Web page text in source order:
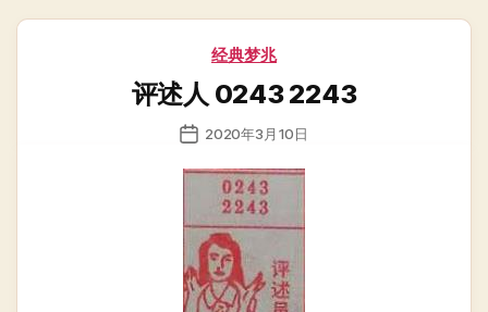
分
经典梦兆
评述人 0243 2243
发
日
2020年3月10日